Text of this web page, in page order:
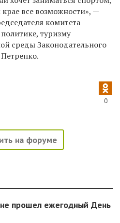
все возможности», —
комитета
туризму
среды Законодательного
0
на форуме
прошел ежегодный День